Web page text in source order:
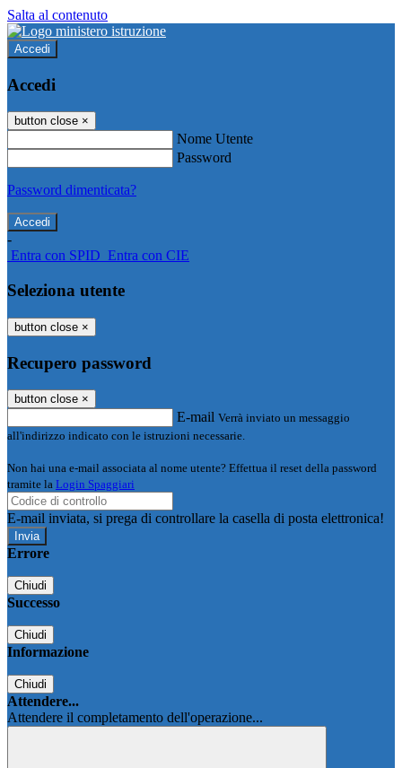
Salta al contenuto
Accedi
Accedi
button close ×
Nome Utente
Password
Password dimenticata?
-
Entra con SPID Entra con CIE
Seleziona utente
button close ×
Recupero password
button close ×
E-mail Verrà inviato un messaggio
all'indirizzo indicato con le istruzioni necessarie.
Non hai una e-mail associata al nome utente? Effettua il reset della password
tramite la Login Spaggiari
E-mail inviata, si prega di controllare la casella di posta elettronica!
Errore
Chiudi
Successo
Chiudi
Informazione
Chiudi
Attendere...
Attendere il completamento dell'operazione...